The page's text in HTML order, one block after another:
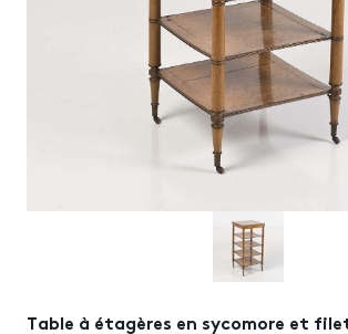
Table à étagères en sycomore et